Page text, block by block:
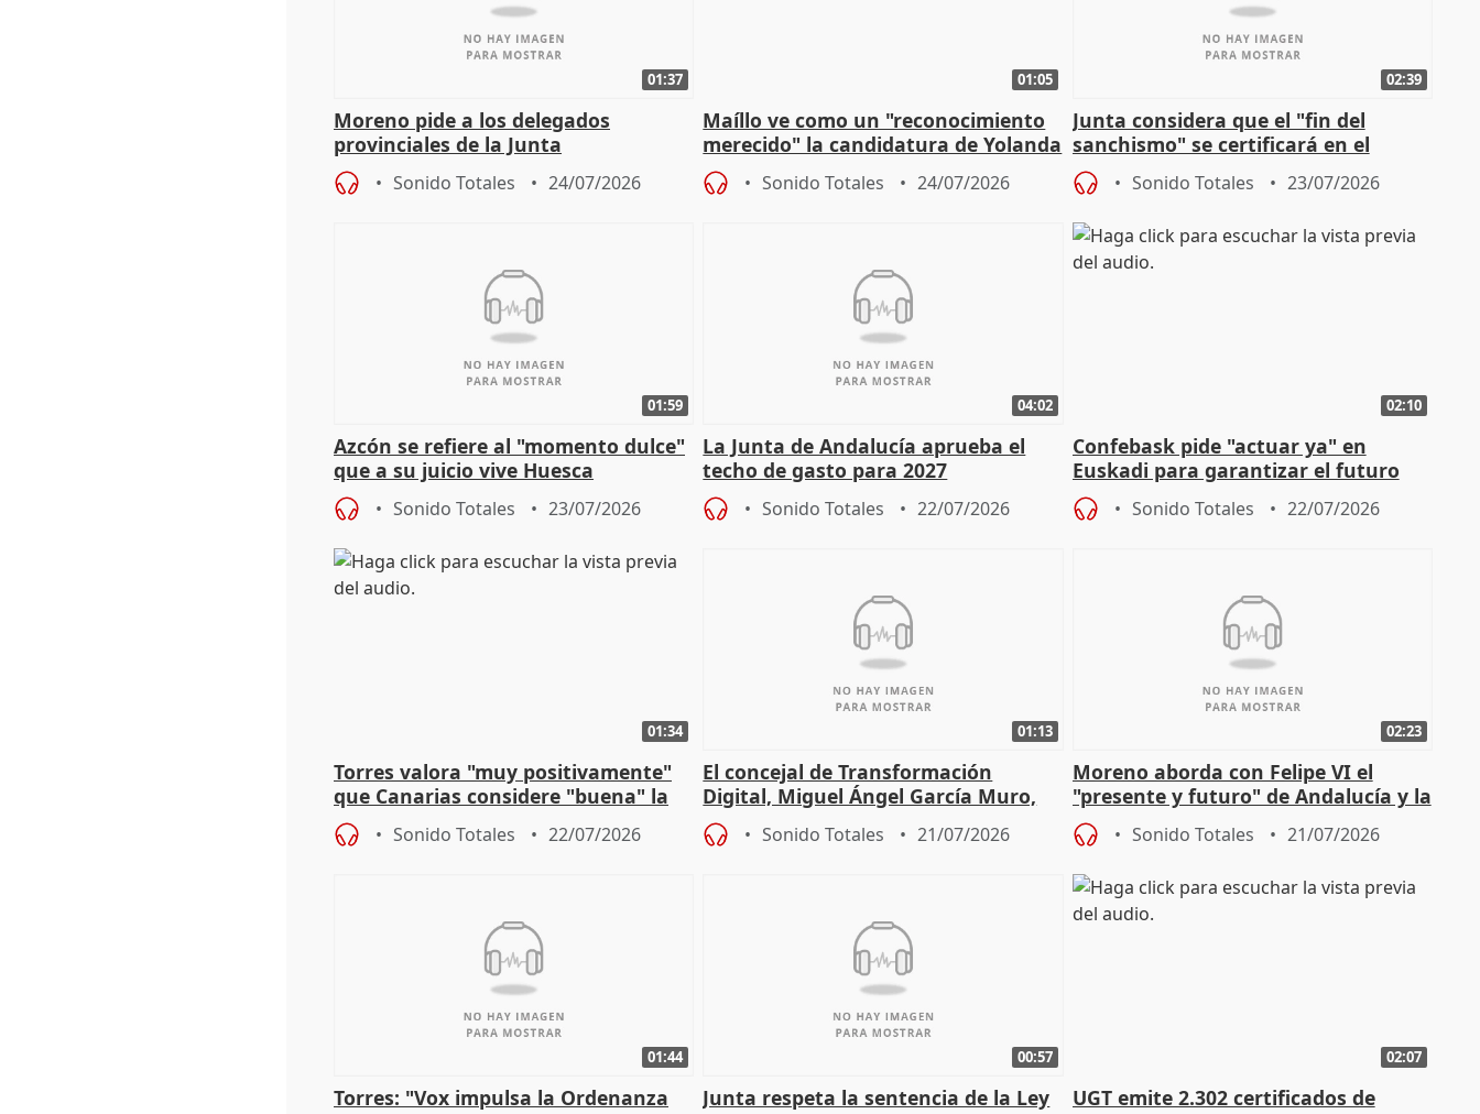
01:37
Moreno pide a los delegados
provinciales de la Junta
"determinación para afrontar los
retos", diálog
Sonido Totales 24/07/2026
01:05
Maíllo ve como un "reconocimiento
merecido" la candidatura de Yolanda
Díaz a la OIT
Sonido Totales 24/07/2026
02:39
Junta considera que el "fin del
sanchismo" se certificará en el
Congreso con la "caída" del techo de
Sonido Totales 23/07/2026
01:59
Azcón se refiere al "momento dulce"
que a su juicio vive Huesca
Sonido Totales 23/07/2026
04:02
La Junta de Andalucía aprueba el
techo de gasto para 2027
Sonido Totales 22/07/2026
02:10
Confebask pide "actuar ya" en
Euskadi para garantizar el futuro
con un pacto de país
Sonido Totales 22/07/2026
01:34
Torres valora "muy positivamente"
que Canarias considere "buena" la
propuesta del CPFF
Sonido Totales 22/07/2026
01:13
El concejal de Transformación
Digital, Miguel Ángel García Muro,
sobre la Ordenanza del Dato
Sonido Totales 21/07/2026
02:23
Moreno aborda con Felipe VI el
"presente y futuro" de Andalucía y la
preocupación por los incendios
Sonido Totales 21/07/2026
01:44
Torres: "Vox impulsa la Ordenanza
00:57
Junta respeta la sentencia de la Ley
02:07
UGT emite 2.302 certificados de